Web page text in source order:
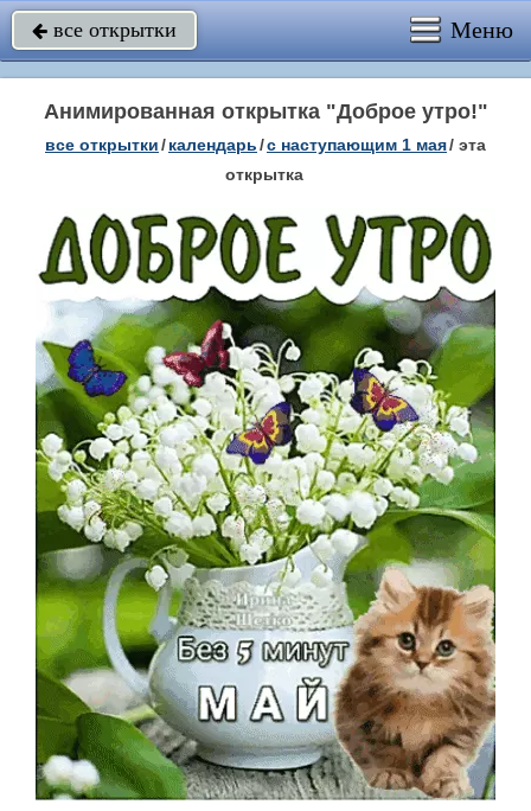
 все открытки Меню
Анимированная открытка "Доброе утро!"
все открытки/календарь/с наступающим 1 мая/ эта
открытка